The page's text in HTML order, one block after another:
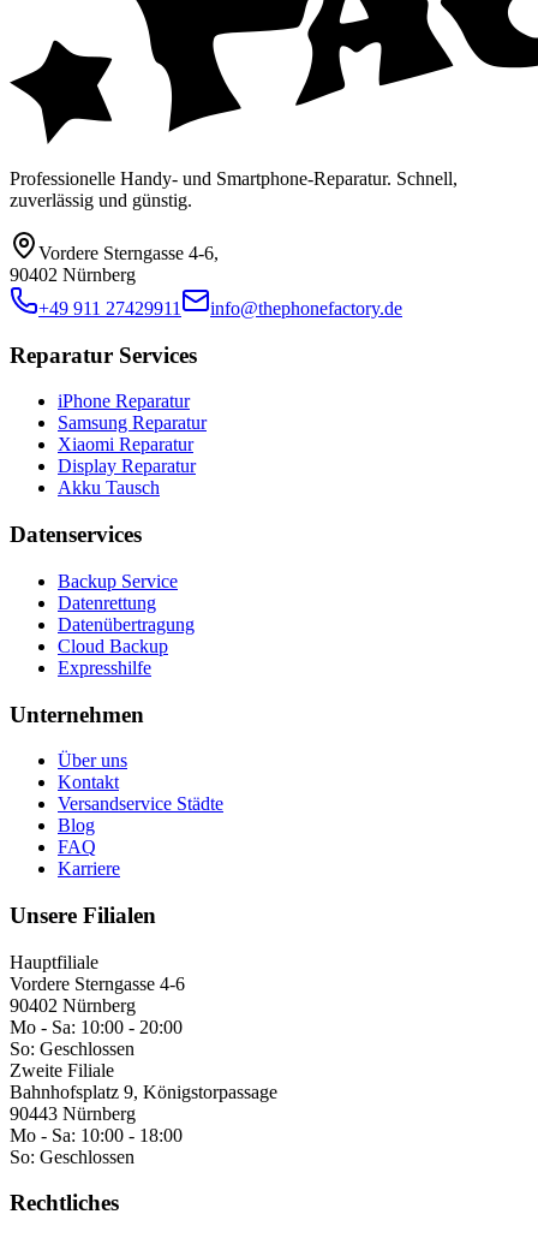
Professionelle Handy- und Smartphone-Reparatur. Schnell,
zuverlässig und günstig.
Vordere Sterngasse 4-6,
90402 Nürnberg
+49 911 27429911
info@thephonefactory.de
Reparatur Services
iPhone Reparatur
Samsung Reparatur
Xiaomi Reparatur
Display Reparatur
Akku Tausch
Datenservices
Backup Service
Datenrettung
Datenübertragung
Cloud Backup
Expresshilfe
Unternehmen
Über uns
Kontakt
Versandservice Städte
Blog
FAQ
Karriere
Unsere Filialen
Hauptfiliale
Vordere Sterngasse 4-6
90402 Nürnberg
Mo - Sa: 10:00 - 20:00
So: Geschlossen
Zweite Filiale
Bahnhofsplatz 9, Königstorpassage
90443 Nürnberg
Mo - Sa: 10:00 - 18:00
So: Geschlossen
Rechtliches